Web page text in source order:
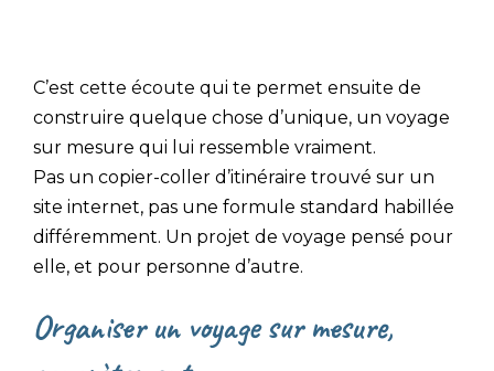
C’est cette écoute qui te permet ensuite de
construire quelque chose d’unique, un voyage
sur mesure qui lui ressemble vraiment.
Pas un copier-coller d’itinéraire trouvé sur un
site internet, pas une formule standard habillée
différemment. Un projet de voyage pensé pour
elle, et pour personne d’autre.
Organiser un voyage sur mesure,